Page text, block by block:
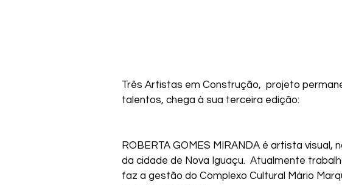
Três Artistas em Construção,  projeto
talentos, chega à sua terceira edição:
ROBERTA GOMES MIRANDA é artista visual,
da cidade de Nova Iguaçu.  Atualmente
faz a gestão do Complexo Cultural Mário